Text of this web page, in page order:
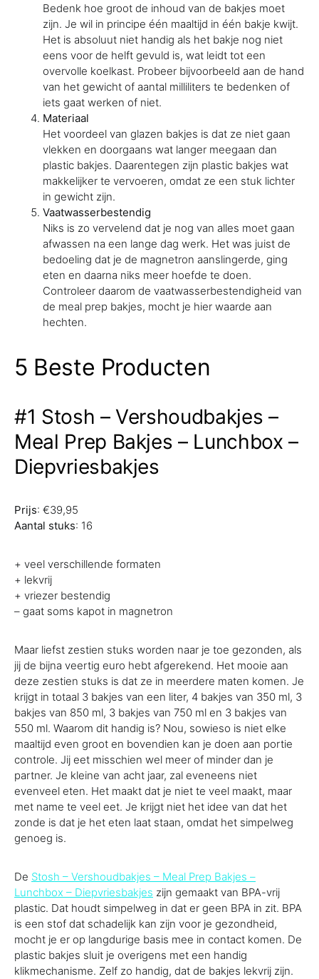
Bedenk hoe groot de inhoud van de bakjes moet
zijn. Je wil in principe één maaltijd in één bakje kwijt.
Het is absoluut niet handig als het bakje nog niet
eens voor de helft gevuld is, wat leidt tot een
overvolle koelkast. Probeer bijvoorbeeld aan de hand
van het gewicht of aantal milliliters te bedenken of
iets gaat werken of niet.
Materiaal
Het voordeel van glazen bakjes is dat ze niet gaan
vlekken en doorgaans wat langer meegaan dan
plastic bakjes. Daarentegen zijn plastic bakjes wat
makkelijker te vervoeren, omdat ze een stuk lichter
in gewicht zijn.
Vaatwasserbestendig
Niks is zo vervelend dat je nog van alles moet gaan
afwassen na een lange dag werk. Het was juist de
bedoeling dat je de magnetron aanslingerde, ging
eten en daarna niks meer hoefde te doen.
Controleer daarom de vaatwasserbestendigheid van
de meal prep bakjes, mocht je hier waarde aan
hechten.
5 Beste Producten
#1 Stosh – Vershoudbakjes –
Meal Prep Bakjes – Lunchbox –
Diepvriesbakjes
Prijs: €39,95
Aantal stuks: 16
+ veel verschillende formaten
+ lekvrij
+ vriezer bestendig
– gaat soms kapot in magnetron
Maar liefst zestien stuks worden naar je toe gezonden, als
jij de bijna veertig euro hebt afgerekend. Het mooie aan
deze zestien stuks is dat ze in meerdere maten komen. Je
krijgt in totaal 3 bakjes van een liter, 4 bakjes van 350 ml, 3
bakjes van 850 ml, 3 bakjes van 750 ml en 3 bakjes van
550 ml. Waarom dit handig is? Nou, sowieso is niet elke
maaltijd even groot en bovendien kan je doen aan portie
controle. Jij eet misschien wel meer of minder dan je
partner. Je kleine van acht jaar, zal eveneens niet
evenveel eten. Het maakt dat je niet te veel maakt, maar
met name te veel eet. Je krijgt niet het idee van dat het
zonde is dat je het eten laat staan, omdat het simpelweg
genoeg is.
De Stosh – Vershoudbakjes – Meal Prep Bakjes –
Lunchbox – Diepvriesbakjes zijn gemaakt van BPA-vrij
plastic. Dat houdt simpelweg in dat er geen BPA in zit. BPA
is een stof dat schadelijk kan zijn voor je gezondheid,
mocht je er op langdurige basis mee in contact komen. De
plastic bakjes sluit je overigens met een handig
klikmechanisme. Zelf zo handig, dat de bakjes lekvrij zijn.